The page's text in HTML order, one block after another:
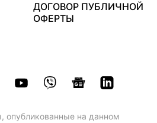
ДОГОВОР ПУБЛИЧНОЙ
ОФЕРТЫ
опубликованные на данном